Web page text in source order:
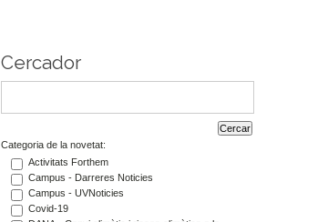
Cercador
Categoria de la novetat:
Activitats Forthem
Campus - Darreres Noticies
Campus - UVNoticies
Covid-19